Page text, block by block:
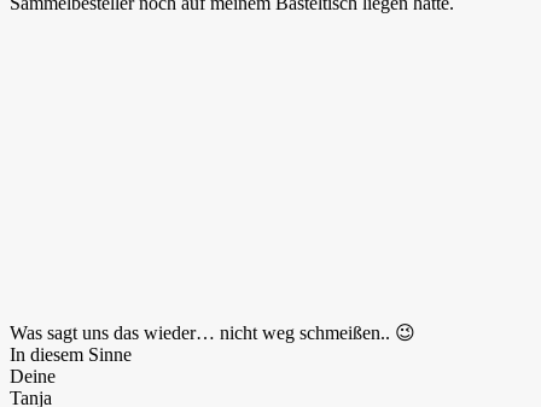
Was sagt uns das wieder… nicht weg schmeißen.. 😉
In diesem Sinne
Deine
Tanja